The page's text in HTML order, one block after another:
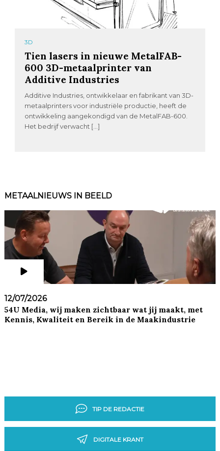
3D
Tien lasers in nieuwe MetalFAB-
600 3D-metaalprinter van
Additive Industries
Additive Industries, ontwikkelaar en fabrikant van 3D-
metaalprinters voor industriële productie, heeft de
ontwikkeling aangekondigd van de MetalFAB-600.
Het bedrijf verwacht […]
METAALNIEUWS IN BEELD
12/07/2026
54U Media, wij maken zichtbaar wat jij maakt, met
Kennis, Kwaliteit en Bereik in de Maakindustrie
TIP DE REDACTIE
DIGITALE KRANT